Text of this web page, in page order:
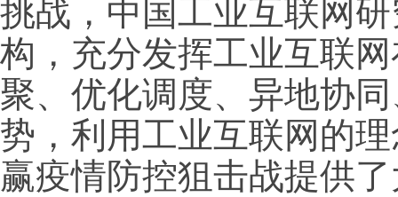
挑战，中国工业互联网
构，充分发挥工业互联
聚、优化调度、异地协
势，利用工业互联网的
赢疫情防控狙击战提供